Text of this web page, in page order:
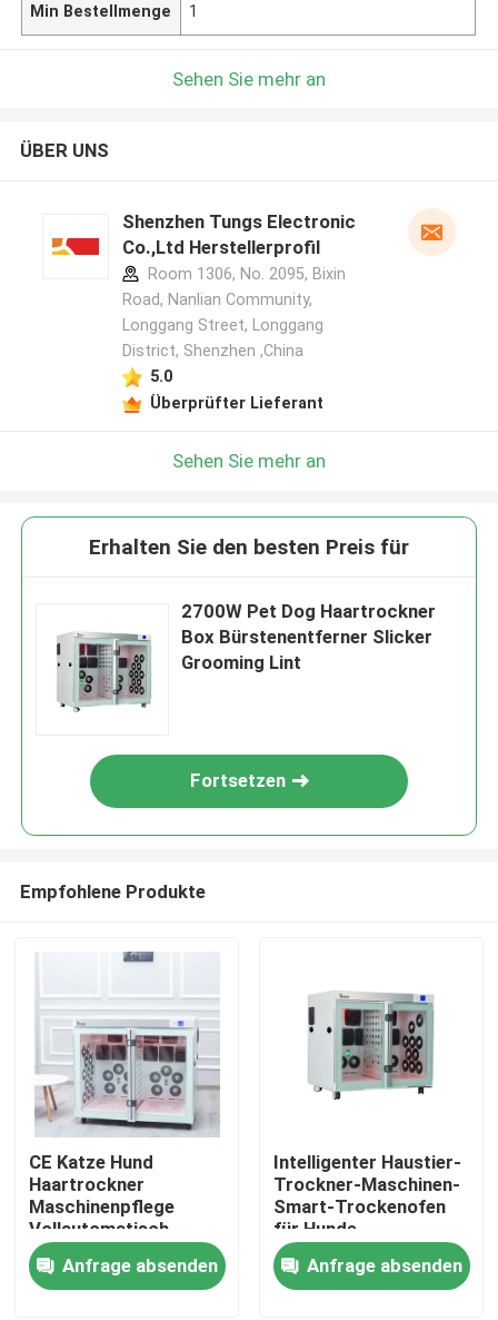
Haus
Min Bestellmenge 1
Sehen Sie mehr an
ÜBER UNS
Shenzhen Tungs Electronic
Co.,Ltd Herstellerprofil
Room 1306, No. 2095, Bixin
Road, Nanlian Community,
Longgang Street, Longgang
District, Shenzhen ,China
5.0
Überprüfter Lieferant
Sehen Sie mehr an
Erhalten Sie den besten Preis für
2700W Pet Dog Haartrockner
Box Bürstenentferner Slicker
Grooming Lint
Fortsetzen
Empfohlene Produkte
CE Katze Hund
Haartrockner
Maschinenpflege
Vollautomatisch
Anfrage absenden
Intelligenter Haustier-
Trockner-Maschinen-
Smart-Trockenofen
für Hunde
Anfrage absenden